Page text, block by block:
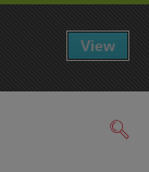
View